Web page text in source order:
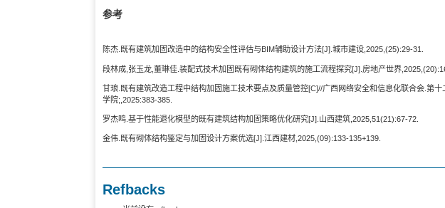
参考
陈杰.既有建筑加固改造中的结构安全性评估与BIM辅助设计方法[J].城市建设,2025,(25):29-31.
段林成,张玉龙,董琳佳.装配式技术加固既有砌体结构建筑的施工流程探究[J].房地产世界
甘琅.既有建筑改造工程中结构加固施工技术要点及质量管控[C]//广西网络安全和信息化联合会.第
学院;,2025:383-385.
罗杰鸣.基于性能退化模型的既有建筑结构加固策略优化研究[J].山西建筑,2025,51(21):67-72.
金伟.既有砌体结构鉴定与加固设计方案优选[J].江西建材,2025,(09):133-135+139.
Refbacks